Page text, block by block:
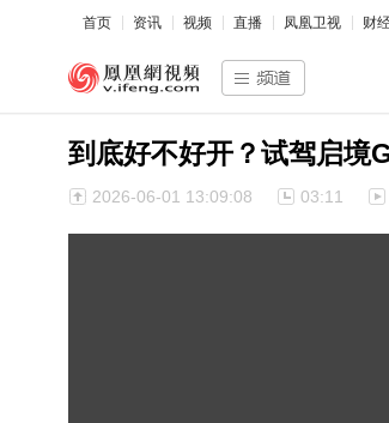
首页 资讯 视频 直播 凤凰卫视 财
到底好不好开？试驾启境
2026-06-01 13:09:08 03:11